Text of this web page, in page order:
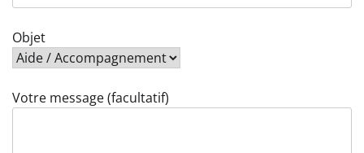
Objet
Votre message (facultatif)